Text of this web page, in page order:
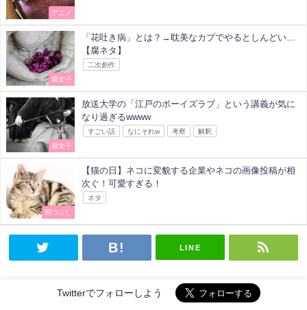
アニメ
腐女子
「花吐き病」とは？→耽美なカプでやるとしんどい…
【腐ネタ】
二次創作
腐女子
放送大学の「江戸のボーイズラブ」という講義が気に
なり過ぎるwwww
すごい話 なにそれw 考察 解釈
暇つぶし
【猫の日】ネコに変貌する企業やネコの画像投稿が相
次ぐ！可愛すぎる！
ネタ
LINE
Twitterでフォローしよう